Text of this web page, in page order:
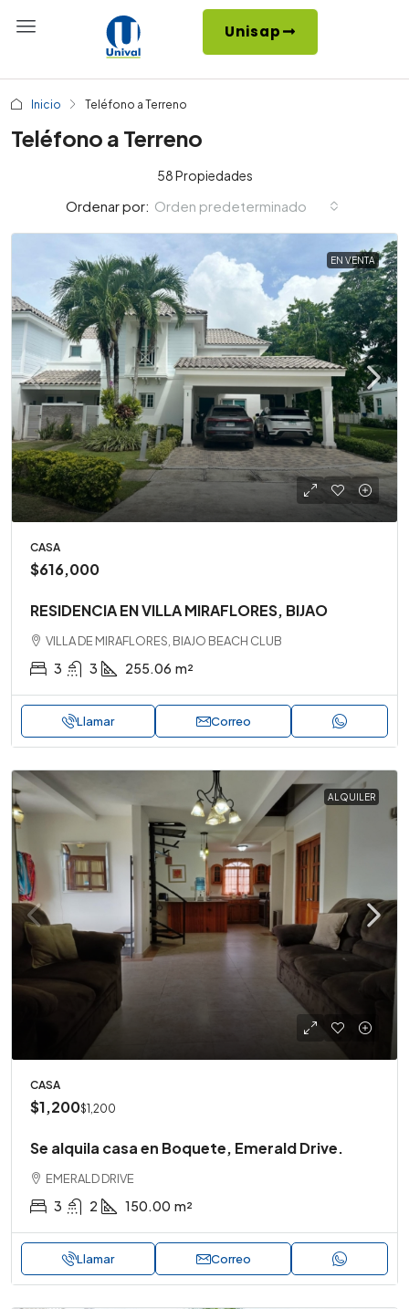
Unisap
Inicio Teléfono a Terreno
Teléfono a Terreno
58 Propiedades
Ordenar por: Orden predeterminado
EN VENTA
CASA
$616,000
RESIDENCIA EN VILLA MIRAFLORES, BIJAO
VILLA DE MIRAFLORES, BIAJO BEACH CLUB
3 3 255.06 m²
Llamar Correo
ALQUILER
CASA
$1,200$1,200
Se alquila casa en Boquete, Emerald Drive.
EMERALD DRIVE
3 2 150.00 m²
Llamar Correo